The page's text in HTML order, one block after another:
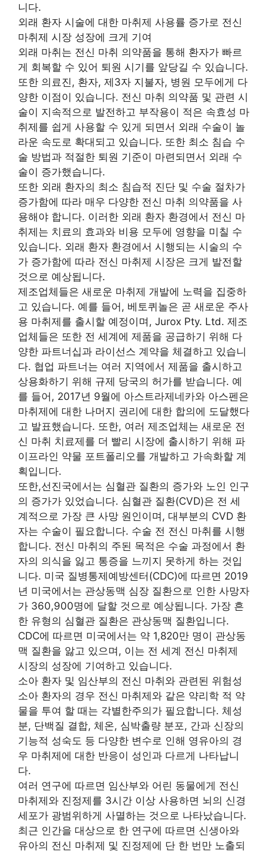
니다.
외래 환자 시술에 대한 마취제 사용률 증가로 전신
마취제 시장 성장에 크게 기여
외래 마취는 전신 마취 의약품을 통해 환자가 빠르
게 회복할 수 있어 퇴원 시기를 앞당길 수 있습니다.
또한 의료진, 환자, 제3자 지불자, 병원 모두에게 다
양한 이점이 있습니다. 전신 마취 의약품 및 관련 시
술이 지속적으로 발전하고 부작용이 적은 속효성 마
취제를 쉽게 사용할 수 있게 되면서 외래 수술이 놀
라운 속도로 확대되고 있습니다. 또한 최소 침습 수
술 방법과 적절한 퇴원 기준이 마련되면서 외래 수
술이 증가했습니다.
또한 외래 환자의 최소 침습적 진단 및 수술 절차가
증가함에 따라 매우 다양한 전신 마취 의약품을 사
용해야 합니다. 이러한 외래 환자 환경에서 전신 마
취제는 치료의 효과와 비용 모두에 영향을 미칠 수
있습니다. 외래 환자 환경에서 시행되는 시술의 수
가 증가함에 따라 전신 마취제 시장은 크게 발전할
것으로 예상됩니다.
제조업체들은 새로운 마취제 개발에 노력을 집중하
고 있습니다. 예를 들어, 베토퀴놀은 곧 새로운 주사
용 마취제를 출시할 예정이며, Jurox Pty. Ltd. 제조
업체들은 또한 전 세계에 제품을 공급하기 위해 다
양한 파트너십과 라이선스 계약을 체결하고 있습니
다. 협업 파트너는 여러 지역에서 제품을 출시하고
상용화하기 위해 규제 당국의 허가를 받습니다. 예
를 들어, 2017년 9월에 아스트라제네카와 아스펜은
마취제에 대한 나머지 권리에 대한 합의에 도달했다
고 발표했습니다. 또한, 여러 제조업체는 새로운 전
신 마취 치료제를 더 빨리 시장에 출시하기 위해 파
이프라인 약물 포트폴리오를 개발하고 가속화할 계
획입니다.
또한,선진국에서는 심혈관 질환의 증가와 노인 인구
의 증가가 있었습니다. 심혈관 질환(CVD)은 전 세
계적으로 가장 큰 사망 원인이며, 대부분의 CVD 환
자는 수술이 필요합니다. 수술 전 전신 마취를 시행
합니다. 전신 마취의 주된 목적은 수술 과정에서 환
자의 의식을 잃고 통증을 느끼지 못하게 하는 것입
니다. 미국 질병통제예방센터(CDC)에 따르면 2019
년 미국에서는 관상동맥 심장 질환으로 인한 사망자
가 360,900명에 달할 것으로 예상됩니다. 가장 흔
한 유형의 심혈관 질환은 관상동맥 질환입니다.
CDC에 따르면 미국에서는 약 1,820만 명이 관상동
맥 질환을 앓고 있으며, 이는 전 세계 전신 마취제
시장의 성장에 기여하고 있습니다.
소아 환자 및 임산부의 전신 마취와 관련된 위험성
소아 환자의 경우 전신 마취제와 같은 약리학 적 약
물을 투여 할 때는 각별한주의가 필요합니다. 체성
분, 단백질 결합, 체온, 심박출량 분포, 간과 신장의
기능적 성숙도 등 다양한 변수로 인해 영유아의 경
우 마취제에 대한 반응이 성인과 다르게 나타납니
다.
여러 연구에 따르면 임산부와 어린 동물에게 전신
마취제와 진정제를 3시간 이상 사용하면 뇌의 신경
세포가 광범위하게 사멸하는 것으로 나타났습니다.
최근 인간을 대상으로 한 연구에 따르면 신생아와
유아의 전신 마취제 및 진정제에 단 한 번만 노출되